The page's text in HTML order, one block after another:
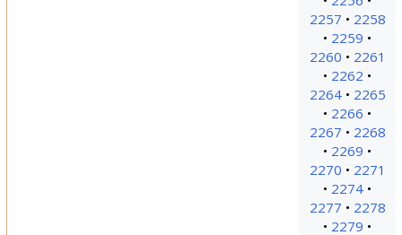
2257
2258
2259
2260
2261
2262
2264
2265
2266
2267
2268
2269
2270
2271
2274
2277
2278
2279